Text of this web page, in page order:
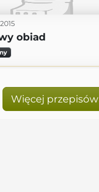
obiad
Więcej przepisów